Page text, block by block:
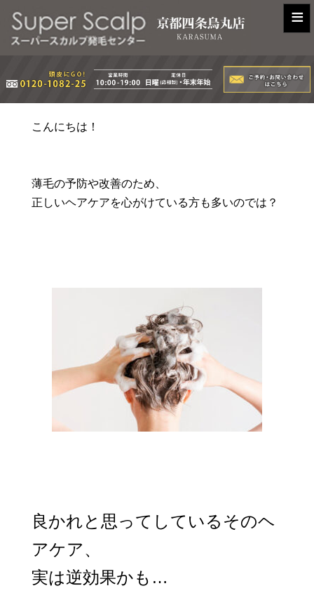
≡
こんにちは！
薄毛の予防や改善のため、
正しいヘアケアを心がけている方も多いのでは？
良かれと思ってしているそのヘ
アケア、
実は逆効果かも…